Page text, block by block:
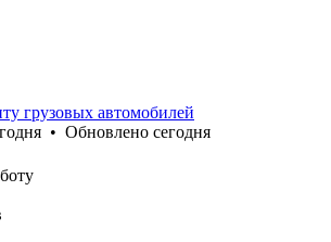
грузовых автомобилей
• Обновлено сегодня